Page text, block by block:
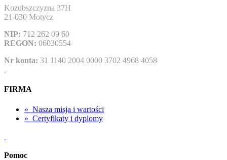
Kozubszczyzna 37H
21-030 Motycz
NIP: 712 262 09 60
REGON: 06030554
Nr konta: 31 1140 2004 0000 3702 4968 4058
FIRMA
» Nasza misja i wartości
» Certyfikaty i dyplomy
Pomoc